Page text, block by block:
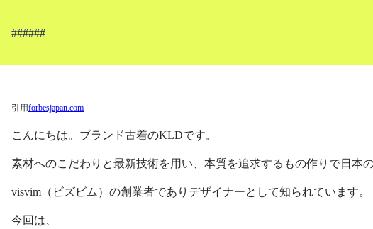
######
引用forbesjapan.com
こんにちは。ブランド古着のKLDです。
素材へのこだわりと最新技術を用い、本質を追求するもの作りで日本
visvim（ビズビム）の創業者でありデザイナーとして知られています。
今回は、